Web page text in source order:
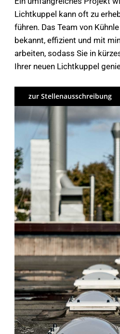
Lichtkuppel kann oft zu
führen. Das Team von
bekannt, effizient und mit
arbeiten, sodass Sie in
Ihrer neuen Lichtkuppel
zur Stellenausschreibung